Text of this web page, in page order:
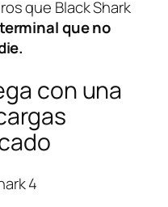
que Black Shark
que no
con una